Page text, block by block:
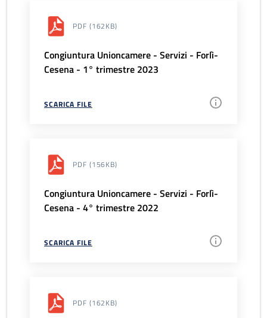
PDF (162KB)
Congiuntura Unioncamere - Servizi - Forlì-
Cesena - 1° trimestre 2023
SCARICA FILE
PDF (156KB)
Congiuntura Unioncamere - Servizi - Forlì-
Cesena - 4° trimestre 2022
SCARICA FILE
PDF (162KB)